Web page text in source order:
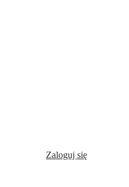
Zaloguj się